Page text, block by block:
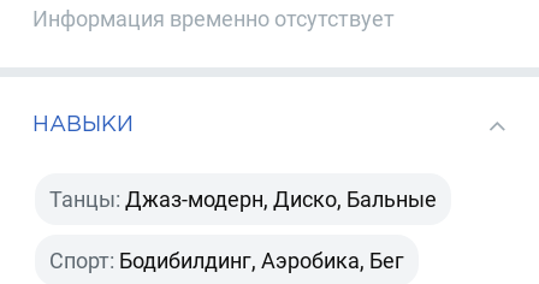
Информация временно отсутствует
НАВЫКИ
Танцы: Джаз-модерн, Диско, Бальные
Спорт: Бодибилдинг, Аэробика, Бег